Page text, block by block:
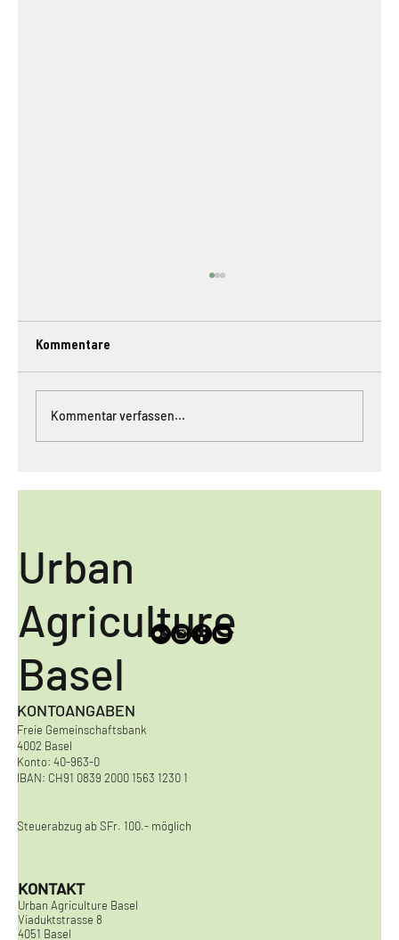
#049 // Urban Bees Project Basel
Kommentare
Kommentar verfassen...
KONTAKT
Urban Agriculture Basel
Viaduktstrasse 8
4051 Basel
KONTOANGABEN
Freie Gemeinschaftsbank
4002 Basel
Konto: 40-963-0
IBAN: CH91 0839 2000 1563 1230 1
Steuerabzug ab SFr. 100.- möglich
Urban
Agriculture
Basel